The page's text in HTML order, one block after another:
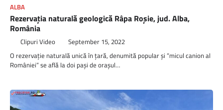
ALBA
Rezervaţia naturală geologică Râpa Roșie, jud. Alba,
România
Clipuri Video September 15, 2022
O rezervaţie naturală unică în ţară, denumită popular şi ”micul canion al
României” se află la doi paşi de oraşul…